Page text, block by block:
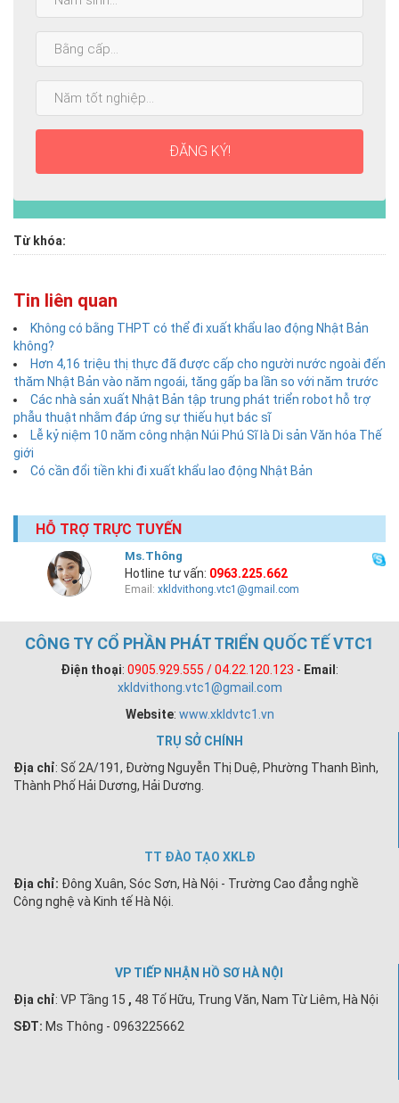
sinh:
cấp
nhất:
ĐĂNG KÝ!
Từ khóa:
Tin liên quan
Không có bằng THPT có thể đi xuất khẩu lao động Nhật Bản
không?
Hơn 4,16 triệu thị thực đã được cấp cho người nước ngoài đến
thăm Nhật Bản vào năm ngoái, tăng gấp ba lần so với năm trước
Các nhà sản xuất Nhật Bản tập trung phát triển robot hỗ trợ
phẫu thuật nhằm đáp ứng sự thiếu hụt bác sĩ
Lễ kỷ niệm 10 năm công nhận Núi Phú Sĩ là Di sản Văn hóa Thế
giới
Có cần đổi tiền khi đi xuất khẩu lao động Nhật Bản
HỖ TRỢ TRỰC TUYẾN
Ms.Thông
Hotline tư vấn: 0963.225.662
Email:xkldvithong.vtc1@gmail.com
CÔNG TY CỔ PHẦN PHÁT TRIỂN QUỐC TẾ VTC1
Điện thoại: 0905.929.555 / 04.22.120.123 - Email :
xkldvithong.vtc1@gmail.com
Website: www.xkldvtc1.vn
TRỤ SỞ CHÍNH
Địa chỉ: Số 2A/191, Đường Nguyễn Thị Duệ, Phường Thanh Bình,
Thành Phố Hải Dương, Hải Dương.
TT ĐÀO TẠO XKLĐ
Địa chỉ: Đông Xuân, Sóc Sơn, Hà Nội - Trường Cao đẳng nghề
Công nghệ và Kinh tế Hà Nội.
VP TIẾP NHẬN HỒ SƠ HÀ NỘI
Địa chỉ: VP Tầng 15 , 48 Tố Hữu, Trung Văn, Nam Từ Liêm, Hà Nội
SĐT: Ms Thông - 0963225662